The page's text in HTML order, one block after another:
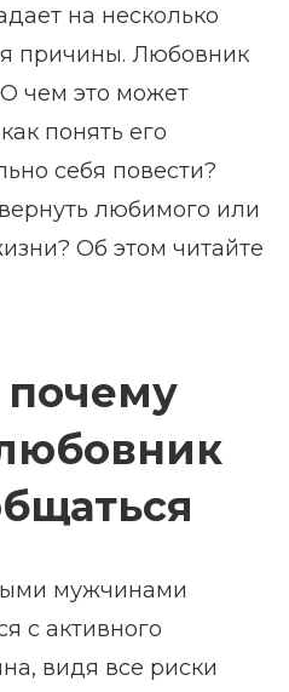
на несколько
причины. Любовник
чем это может
понять его
себя повести?
любимого или
Об этом читайте
мужчинами
с активного
видя все риски